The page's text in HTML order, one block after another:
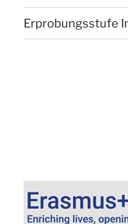
Erprobungsstufe